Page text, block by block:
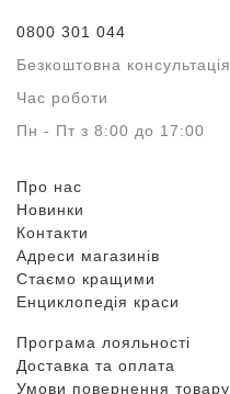
0800 301 044
Безкоштовна консультація
Час роботи
Пн - Пт з 8:00 до 17:00
Про нас
Новинки
Контакти
Адреси магазинів
Стаємо кращими
Енциклопедія краси
Програма лояльності
Доставка та оплата
Умови повернення товару